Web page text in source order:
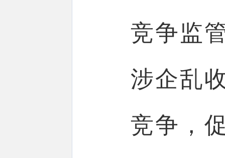
竞争监
涉企乱
竞争，